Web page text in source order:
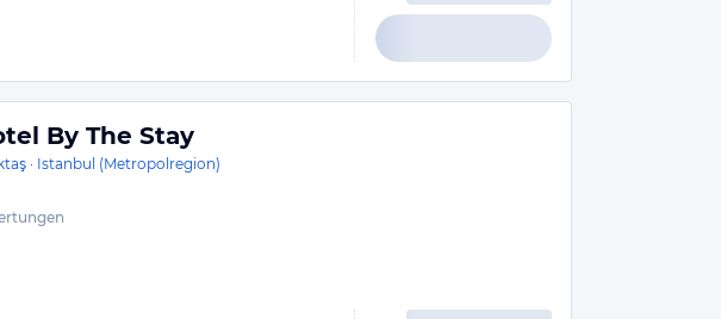
By The Stay
· Istanbul (Metropolregion)